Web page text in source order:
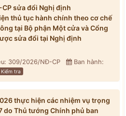
sửa đổi Nghị định
thủ tục hành chính theo cơ chế
tại Bộ phận Một cửa và Cổng
sửa đổi tại Nghị định
309/2026/NĐ-CP
Ban hành:
Kiểm tra
thực hiện các nhiệm vụ trọng
do Thủ tướng Chính phủ ban